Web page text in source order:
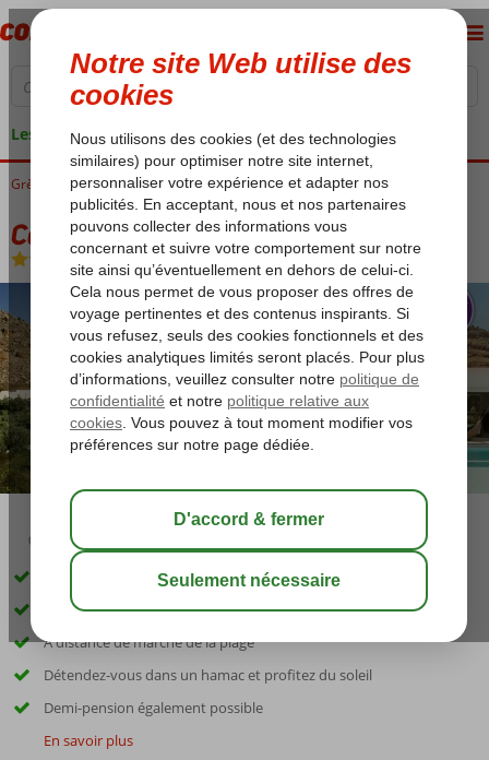
Les garanties de vacances
Grèce Rhodes Kolymbia Casa Cook Rhodes
Casa Cook Rhodes
Logement-Hôtel
03:45 sauver
Hôtel réservé aux adultes ; âge minimum 16 ans
Hôtel élégant dans un endroit magnifique
À distance de marche de la plage
Détendez-vous dans un hamac et profitez du soleil
Demi-pension également possible
En savoir plus